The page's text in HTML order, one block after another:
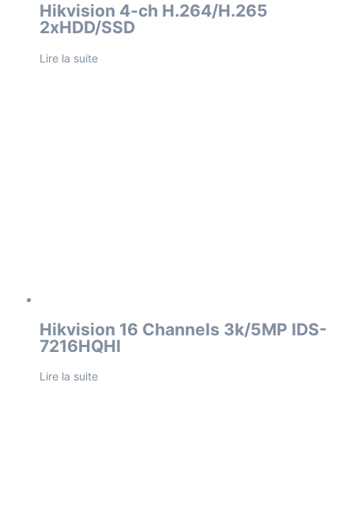
Hikvision 4-ch H.264/H.265
2xHDD/SSD
Lire la suite
Hikvision 16 Channels 3k/5MP IDS-
7216HQHI
Lire la suite